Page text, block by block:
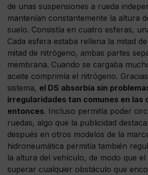
de unas suspensiones a rueda
mantenían constantemente la altura
suelo. Consistía en cuatro esferas,
Cada esfera estaba rellena la mitad
mitad de nitrógeno, ambas partes
membrana. Cuando se cargaba
aceite comprimía el nitrógeno.
sistema, el DS absorbía sin
irregularidades tan comunes en las
entonces. Incluso permitía poder
ruedas, algo que la publicidad
después en otros modelos de la
hidroneumática permitía también
la altura del vehículo, de modo que
superar cualquier obstáculo que